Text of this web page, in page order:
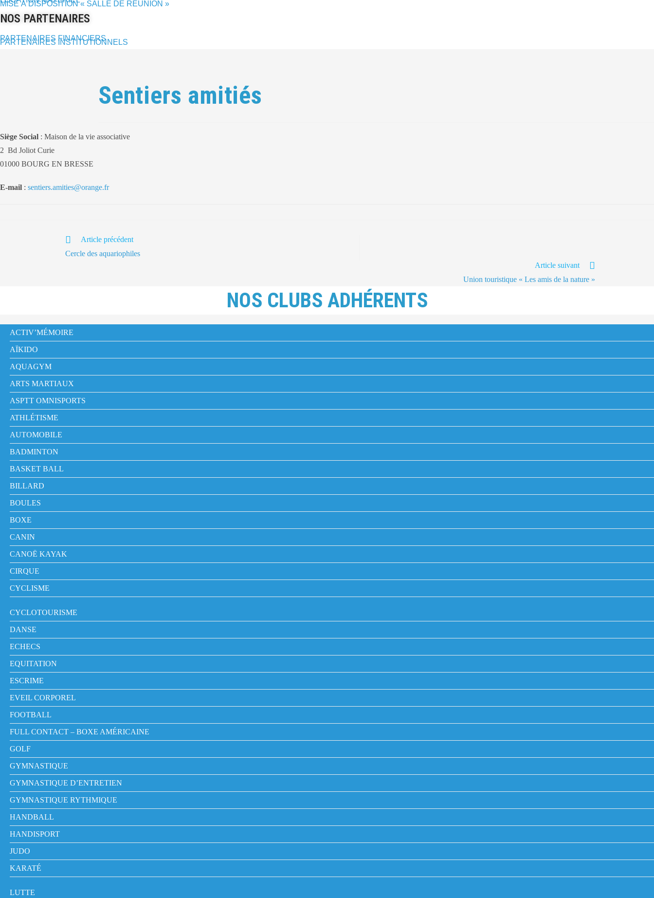
MISE À DISPOSITION « SALLE DE RÉUNION »
NOS PARTENAIRES
PARTENAIRES FINANCIERS
PARTENAIRES INSTITUTIONNELS
Sentiers amitiés
Siège Social : Maison de la vie associative
2 Bd Joliot Curie
01000 BOURG EN BRESSE
E-mail : sentiers.amities@orange.fr
Article précédent
Cercle des aquariophiles
Article suivant
Union touristique « Les amis de la nature »
NOS CLUBS ADHÉRENTS
ACTIV’MÉMOIRE
AÏKIDO
AQUAGYM
ARTS MARTIAUX
ASPTT OMNISPORTS
ATHLÉTISME
AUTOMOBILE
BADMINTON
BASKET BALL
BILLARD
BOULES
BOXE
CANIN
CANOË KAYAK
CIRQUE
CYCLISME
CYCLOTOURISME
DANSE
ECHECS
EQUITATION
ESCRIME
EVEIL CORPOREL
FOOTBALL
FULL CONTACT – BOXE AMÉRICAINE
GOLF
GYMNASTIQUE
GYMNASTIQUE D’ENTRETIEN
GYMNASTIQUE RYTHMIQUE
HANDBALL
HANDISPORT
JUDO
KARATÉ
LUTTE